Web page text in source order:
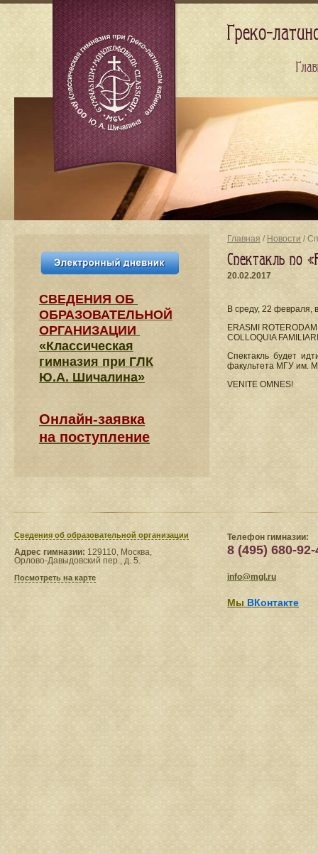
Главная / Новости /
Cпектакль по
20.02.2017
В среду, 22 февраля,
ERASMI
COLLOQUIA
Спектакль будет
факультета МГУ им.
VENITE OMNES!
СВЕДЕНИЯ​ ОБ
ОБРАЗОВАТЕЛЬНОЙ
ОРГАНИЗАЦИИ
«Классическая
гимназия при ГЛК
Ю.А. Шичалина»
Онлайн-заявка
на поступление
Сведения​ об образовательной организации
Адрес гимназии: 129110, Москва,
Орлово-Давыдовский пер., д. 5.
Посмотреть на карте
Телефон гимназии:
8 (495) 680-92-
info@mgl.ru
Мы ВКонтакте
Греко-